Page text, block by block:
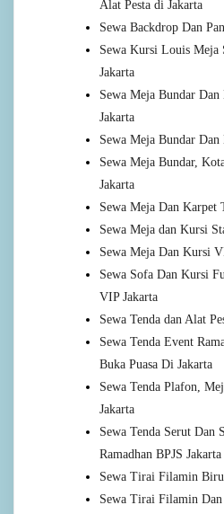
Alat Pesta di Jakarta
Sewa Backdrop Dan
Sewa Kursi Louis Meja
Jakarta
Sewa Meja Bundar
Jakarta
Sewa Meja Bundar
Sewa Meja Bundar,
Jakarta
Sewa Meja Dan Karpet
Sewa Meja dan Kursi
Sewa Meja Dan Kursi
Sewa Sofa Dan Kursi
VIP Jakarta
Sewa Tenda dan Alat
Sewa Tenda Event
Buka Puasa Di Jakarta
Sewa Tenda Plafon,
Jakarta
Sewa Tenda Serut
Ramadhan BPJS Jakarta
Sewa Tirai Filamin
Sewa Tirai Filamin